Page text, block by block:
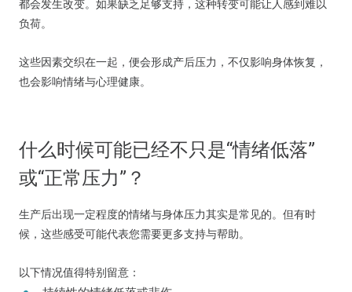
都会发生改变。如果缺乏足够支持，这种转变可能让人感到难以
负荷。
这些因素交织在一起，便会形成产后压力，不仅影响身体恢复，
也会影响情绪与心理健康。
什么时候可能已经不只是“情绪低落”
或“正常压力”？
生产后出现一定程度的情绪与身体压力其实是常见的。但有时
候，这些感受可能代表您需要更多支持与帮助。
以下情况值得特别留意：